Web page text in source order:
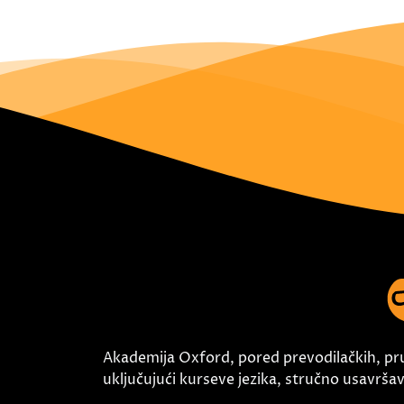
Akademija Oxford, pored prevodilačkih,
uključujući kurseve jezika, stručno